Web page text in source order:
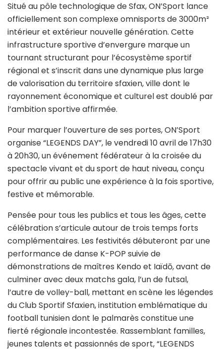
Situé au pôle technologique de Sfax, ON’Sport lance
officiellement son complexe omnisports de 3000m²
intérieur et extérieur nouvelle génération. Cette
infrastructure sportive d’envergure marque un
tournant structurant pour l’écosystème sportif
régional et s’inscrit dans une dynamique plus large
de valorisation du territoire sfaxien, ville dont le
rayonnement économique et culturel est doublé par
l’ambition sportive affirmée.
Pour marquer l’ouverture de ses portes, ON’Sport
organise “LEGENDS DAY”, le vendredi 10 avril de 17h30
à 20h30, un événement fédérateur à la croisée du
spectacle vivant et du sport de haut niveau, conçu
pour offrir au public une expérience à la fois sportive,
festive et mémorable.
Pensée pour tous les publics et tous les âges, cette
célébration s’articule autour de trois temps forts
complémentaires. Les festivités débuteront par une
performance de danse K-POP suivie de
démonstrations de maîtres Kendo et Iaïdō, avant de
culminer avec deux matchs gala, l’un de futsal,
l’autre de volley-ball, mettant en scène les légendes
du Club Sportif Sfaxien, institution emblématique du
football tunisien dont le palmarès constitue une
fierté régionale incontestée. Rassemblant familles,
jeunes talents et passionnés de sport, “LEGENDS